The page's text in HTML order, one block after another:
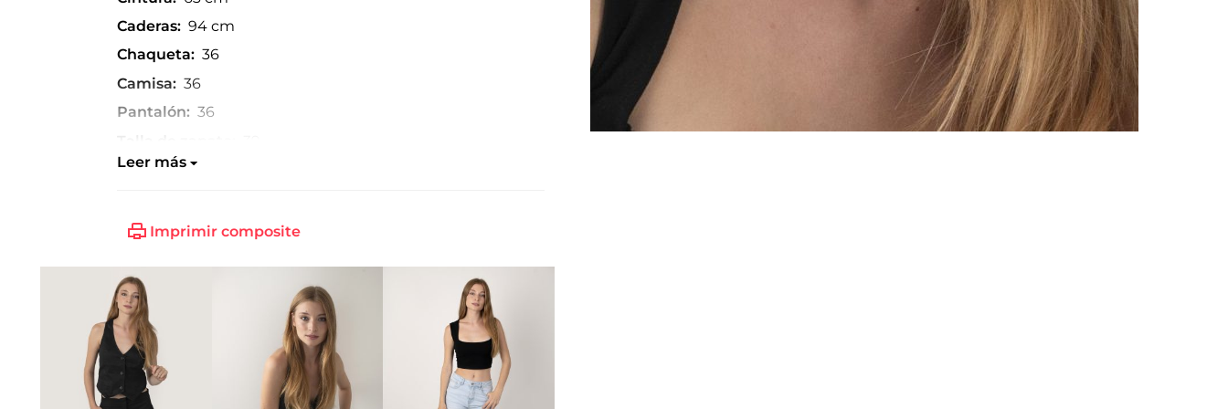
Caderas: 94 cm
Chaqueta: 36
Camisa: 36
Pantalón: 36
Leer más
Imprimir composite